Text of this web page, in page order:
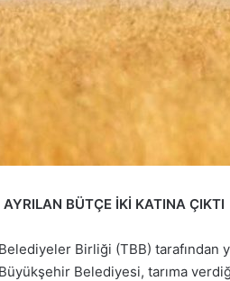
BÜTÇE İKİ KATINA ÇIKTI
Birliği (TBB) tarafından
Belediyesi, tarıma